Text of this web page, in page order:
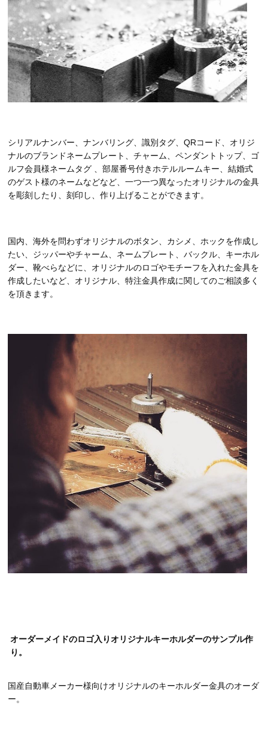
シリアルナンバー、ナンバリング、識別タグ、QRコード、オリジ
ナルのブランドネームプレート、チャーム、ペンダントトップ、ゴ
ルフ会員様ネームタグ 、部屋番号付きホテルルームキー、結婚式
のゲスト様のネームなどなど、一つ一つ異なったオリジナルの金具
を彫刻したり、刻印し、作り上げることができます。
国内、海外を問わずオリジナルのボタン、カシメ、ホックを作成し
たい、ジッパーやチャーム、ネームプレート、バックル、キーホル
ダー、靴べらなどに、オリジナルのロゴやモチーフを入れた金具を
作成したいなど、オリジナル、特注金具作成に関してのご相談多く
を頂きます。
オーダーメイドのロゴ入りオリジナルキーホルダーのサンプル作
り。
国産自動車メーカー様向けオリジナルのキーホルダー金具のオーダ
ー。